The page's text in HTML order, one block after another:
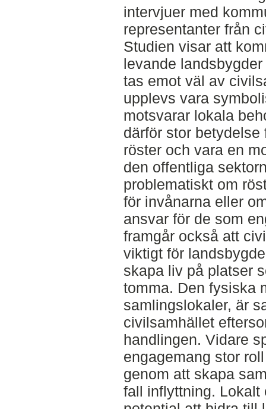
intervjuer med
representanter från
Studien visar att
levande
tas emot väl av
upplevs vara
motsvarar lokala
därför stor
röster och vara en
den offentliga
problematiskt om
för invånarna eller
ansvar för de som
framgår också att
viktigt för
skapa liv på platser
tomma. Den fysiska
samlingslokaler, är
civilsamhället
handlingen. Vidare
engagemang stor
genom att skapa
fall inflyttning. Lokalt